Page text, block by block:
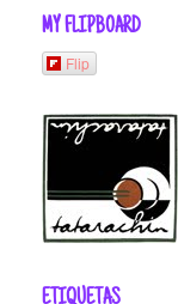
MY FLIPBOARD
Flip
ETIQUETAS